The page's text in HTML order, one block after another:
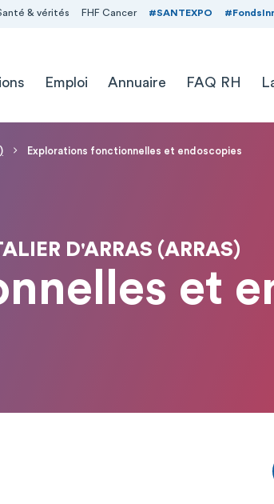
& vérités FHF Cancer #SANTEXPO
Emploi Annuaire FAQ RH
Explorations fonctionnelles et endoscopies
D'ARRAS (ARRAS)
et